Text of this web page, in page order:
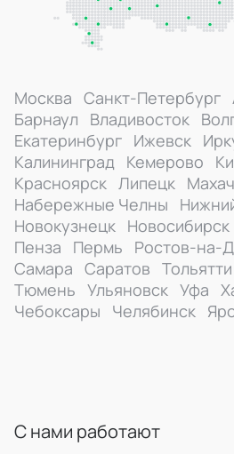
Москва Санкт-Петербург
Барнаул
Владивосток
Екатеринбург Ижевск
Калининград Кемерово
Красноярск Липецк
Набережные Челны
Новокузнецк Новосибирск
Пенза
Пермь Ростов-на-
Самара Саратов Тольятти
Тюмень Ульяновск Уфа
Чебоксары
Челябинск
С нами работают